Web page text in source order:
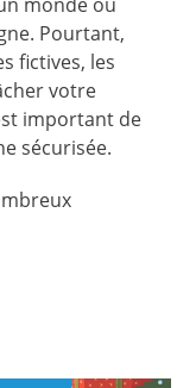
Pourtant,
fictives, les
votre
important de
sécurisée.